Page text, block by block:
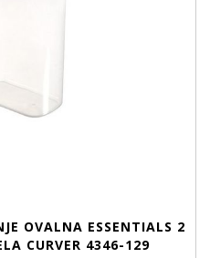
OVALNA ESSENTIALS 2
CURVER 4346-129